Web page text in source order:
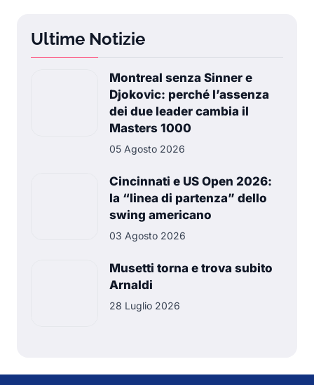
Ultime Notizie
Montreal senza Sinner e
Djokovic: perché l’assenza
dei due leader cambia il
Masters 1000
05 Agosto 2026
Cincinnati e US Open 2026:
la “linea di partenza” dello
swing americano
03 Agosto 2026
Musetti torna e trova subito
Arnaldi
28 Luglio 2026